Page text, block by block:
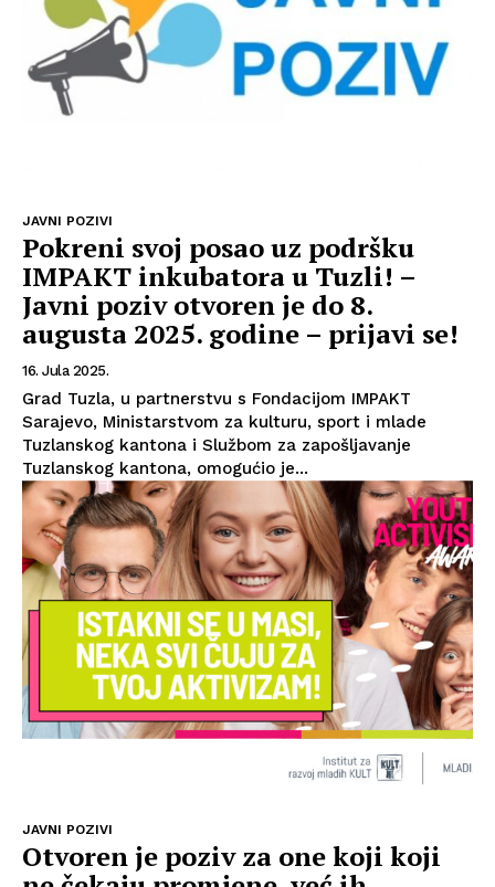
Info
O nama
Kontakt
Impressum
JAVNI POZIVI
Pokreni svoj posao uz podršku
IMPAKT inkubatora u Tuzli! –
Javni poziv otvoren je do 8.
augusta 2025. godine – prijavi se!
16. Jula 2025.
Grad Tuzla, u partnerstvu s Fondacijom IMPAKT
Sarajevo, Ministarstvom za kulturu, sport i mlade
Tuzlanskog kantona i Službom za zapošljavanje
Tuzlanskog kantona, omogućio je...
JAVNI POZIVI
Otvoren je poziv za one koji koji